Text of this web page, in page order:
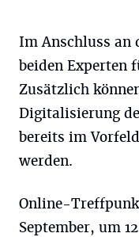
Im Anschluss an
beiden Experten
Zusätzlich
Digitalisierung
bereits im
werden.
Online-
September, um